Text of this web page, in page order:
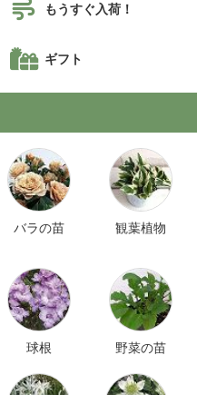
もうすぐ入荷！
ギフト
バラの苗 観葉植物
球根 野菜の苗